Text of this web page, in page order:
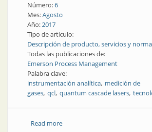
Número:6
Mes:Agosto
Año:2017
Tipo de artículo:
Descripción de producto, servicios y
Todas las publicaciones de:
Emerson Process Management
Palabra clave:
instrumentación analítica medición de
gases qcl quantum cascade lasers
Read moreabout Instrumentación